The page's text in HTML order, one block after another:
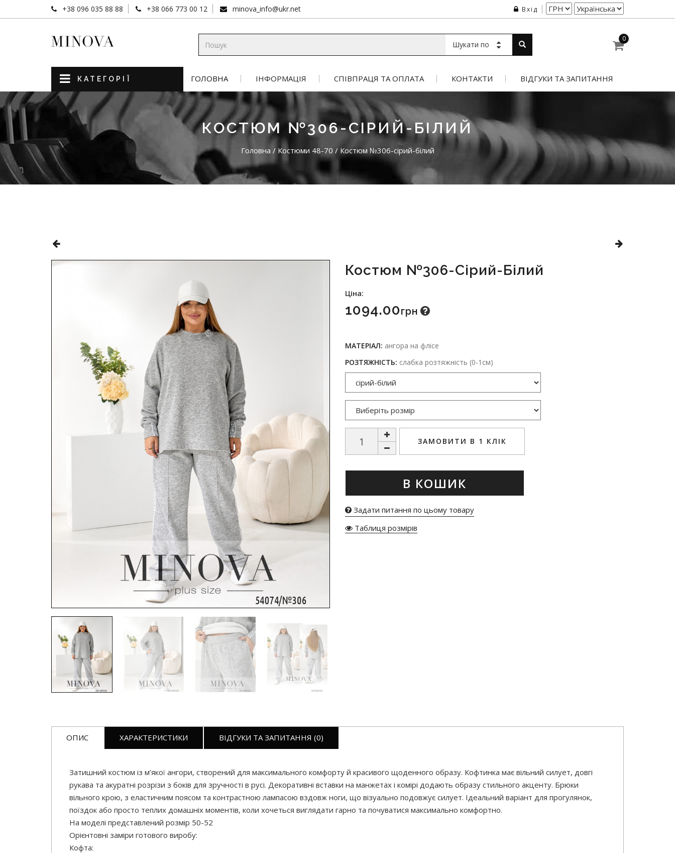
+38 096 035 88 88 +38 066 773 00 12 minova_info@ukr.net Вхід
Шукати по
0
КАТЕГОРІЇ ГОЛОВНА ІНФОРМАЦІЯ СПІВПРАЦЯ ТА ОПЛАТА КОНТАКТИ ВІДГУКИ ТА ЗАПИТАННЯ
КОСТЮМ №306-СІРИЙ-БІЛИЙ
Головна / Костюми 48-70 / Костюм №306-сірий-білий
Костюм №306-Сірий-Білий
Ціна:
1094.00Грн
МАТЕРІАЛ: ангора на флісе
РОЗТЯЖНІСТЬ: слабка розтяжність (0-1см)
ЗАМОВИТИ В 1 КЛІК
В КОШИК
Задати питання по цьому товару
Таблиця розмірів
ОПИС ХАРАКТЕРИСТИКИ ВІДГУКИ ТА ЗАПИТАННЯ (0)
Затишний костюм із м’якої ангори, створений для максимального комфорту й красивого щоденного образу. Кофтинка має вільний силует, довгі
рукава та акуратні розрізи з боків для зручності в русі. Декоративні вставки на манжетах і комірі додають образу стильного акценту. Брюки
вільного крою, з еластичним поясом та контрастною лампасою вздовж ноги, що візуально подовжує силует. Ідеальний варіант для прогулянок,
поїздок або просто теплих домашніх моментів, коли хочеться виглядати гарно та почуватися максимально комфортно.
На моделі представлений розмір 50-52
Орієнтовні заміри готового виробу:
Кофта: